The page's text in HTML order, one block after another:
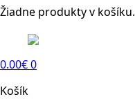
Žiadne produkty v košíku.
0.00€0
Košík